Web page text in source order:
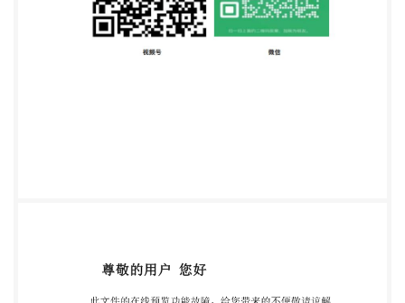
期的引用文件，仅注日期的版本适用于本文 件。凡是
不注日期的引用文件，其最新版本（包括所有的修改
用右手笛卡尔坐标系，如图1所示。在 一幅完全正面